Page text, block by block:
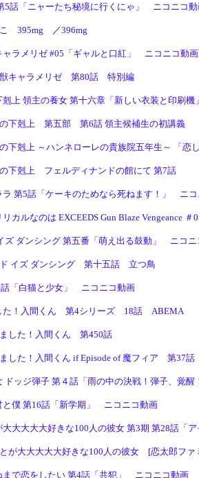
5話「ニャーたち秘境に行くにゃ」 ニコニコ
395mg ／396mg
ャラメリゼ #05「ギャルと口紅」 ニコニコ動画
キャラメリゼ 第80話 特別編
剋上 領主の養女 第十六章「新しい衣装と印刷
下剋上 第五部 第6話 領主候補生の初講義
下剋上 ～ハンネローレの貴族院五年生～ 「恋
下剋上 フェルディナンドの館にて 第7話
ラ 第5話「ケーキのためなら死ねます！」 ニ
リカルなのは EXCEEDS Gun Blaze Vengeance
ズ ダンシング 第五番「萌え出る鼓動」 ニコニ
イズ ダンシング 第十五話 立つ鳥
話「白猫と少女」 ニコニコ動画
た！入間くん 第4シリーズ 18話 ABEMA
した！入間くん 第450話
した！入間くん if Episode of 魔フィア 第37話
ドッジ弾子 第４話「雨の中の決戦！弾子、覚
と僕 第16話「新学期」 ニコニコ動画
大大大大大好きな100人の彼女 第3期 第28話「
が大大大大大好きな100人の彼女 [恋太郎ファ
まで恋をしたい 第4話「共犯」 ニコニコ動画